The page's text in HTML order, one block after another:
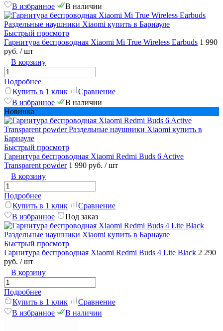
В избранное
В наличии
Быстрый просмотр
Гарнитура беспроводная Xiaomi Mi True Wireless Earbuds 1 990
руб. / шт
В корзину
Подробнее
Купить в 1 клик
Сравнение
В избранное
В наличии
Новинка
Быстрый просмотр
Гарнитура беспроводная Xiaomi Redmi Buds 6 Active
Transparent powder 1 990 руб. / шт
В корзину
Подробнее
Купить в 1 клик
Сравнение
В избранное
Под заказ
Быстрый просмотр
Гарнитура беспроводная Xiaomi Redmi Buds 4 Lite Black 2 290
руб. / шт
В корзину
Подробнее
Купить в 1 клик
Сравнение
В избранное
В наличии